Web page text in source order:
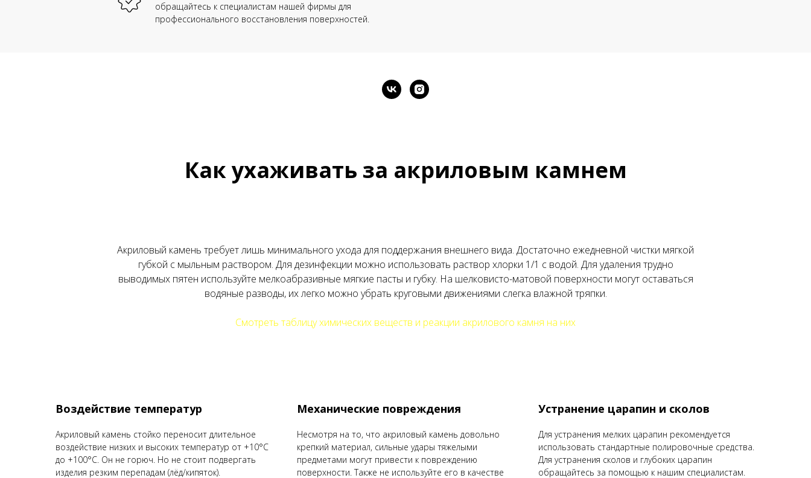
обращайтесь к специалистам нашей фирмы для
профессионального восстановления поверхностей.
Как ухаживать за акриловым камнем
Акриловый камень требует лишь минимального ухода для поддержания внешнего вида. Достаточно ежедневной чистки мягкой
губкой с мыльным раствором. Для дезинфекции можно использовать раствор хлорки 1/1 с водой. Для удаления трудно
выводимых пятен используйте мелкоабразивные мягкие пасты и губку. На шелковисто-матовой поверхности могут оставаться
водяные разводы, их легко можно убрать круговыми движениями слегка влажной тряпки.
Смотреть таблицу химических веществ и реакции акрилового камня на них
Воздействие температур
Акриловый камень стойко переносит длительное
воздействие низких и высоких температур от +10°С
до +100°С. Он не горюч. Но не стоит подвергать
изделия резким перепадам (лёд/кипяток).
Механические повреждения
Несмотря на то, что акриловый камень довольно
крепкий материал, сильные удары тяжелыми
предметами могут привести к повреждению
поверхности. Также не используйте его в качестве
Устранение царапин и сколов
Для устранения мелких царапин рекомендуется
использовать стандартные полировочные средства.
Для устранения сколов и глубоких царапин
обращайтесь за помощью к нашим специалистам.